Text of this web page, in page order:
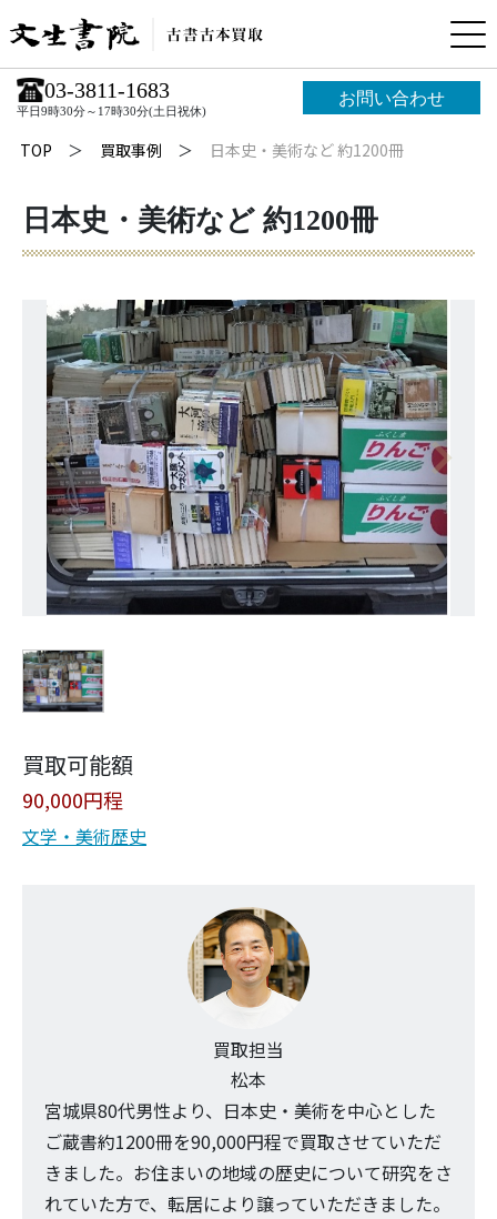
03-3811-1683
平日9時30分～17時30分(土日祝休)
お問い合わせ
TOP 買取事例 日本史・美術など 約1200冊
日本史・美術など 約1200冊
買取可能額
90,000円程
文学・美術歴史
買取担当
松本
宮城県80代男性より、日本史・美術を中心とした
ご蔵書約1200冊を90,000円程で買取させていただ
きました。お住まいの地域の歴史について研究をさ
れていた方で、転居により譲っていただきました。